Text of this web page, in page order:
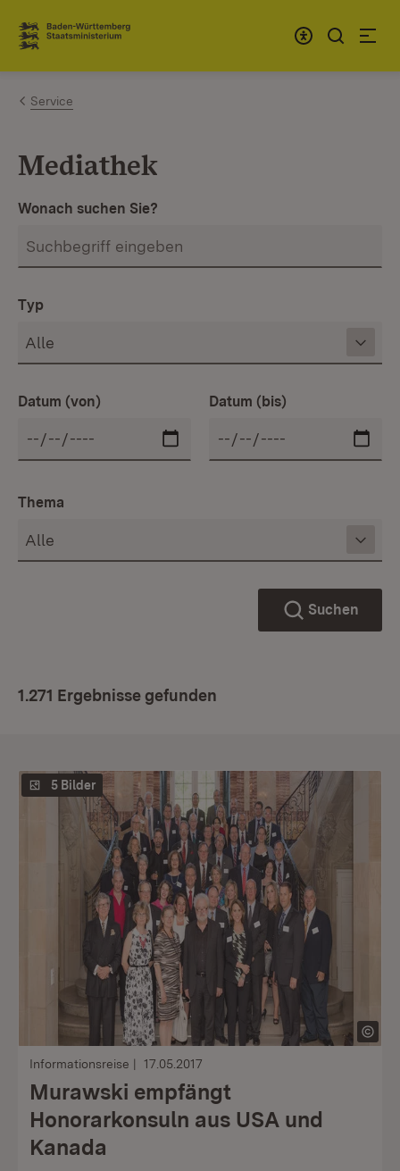
Zum Inhalt springen
Link zur Startseite
Service
Mediathek
Wonach suchen Sie?
Typ
Datum (von) Datum (bis)
Thema
Suchen
1.271 Ergebnisse gefunden
5 Bilder
Informationsreise 17.05.2017
Murawski empfängt
Honorarkonsuln aus USA und
Kanada